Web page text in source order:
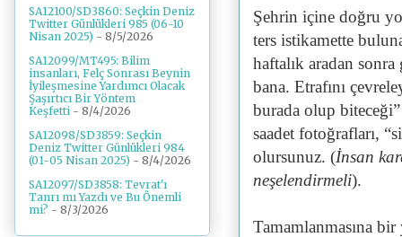
Şehrin içine doğru
ters istikamette
haftalık aradan
bana. Etrafını
burada olup
saadet fotoğrafları,
olursunuz. (İnsan
neşelendirmeli).
Tamamlanmasına
SA12100/SD3860: Seçkin Deniz
Twitter Günlükleri 985 (06-10
Nisan 2025) - 8/5/2026
SA12099/MT495: Bilim
insanları, Felç Sonrası Beynin
İyileşmesine Yardımcı Olacak
Şaşırtıcı Bir Yöntem
Keşfetti - 8/4/2026
SA12098/SD3859: Seçkin
Deniz Twitter Günlükleri 984
(01-05 Nisan 2025) - 8/4/2026
SA12097/SD3858: Tevrat'ı
Tanrı mı Yazdı ve Bu Önemli
mi? - 8/3/2026